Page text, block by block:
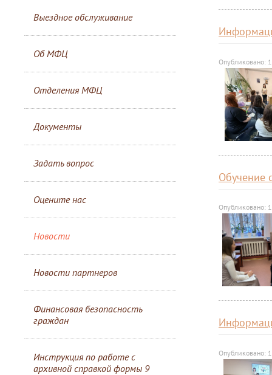
Выездное обслуживание
Об МФЦ
Отделения МФЦ
Документы
Задать вопрос
Оцените нас
Новости
Новости партнеров
Финансовая безопасность
граждан
Инструкция по работе с
архивной справкой формы 9
Опубликовано:
Обучение
Опубликовано:
Опубликовано: